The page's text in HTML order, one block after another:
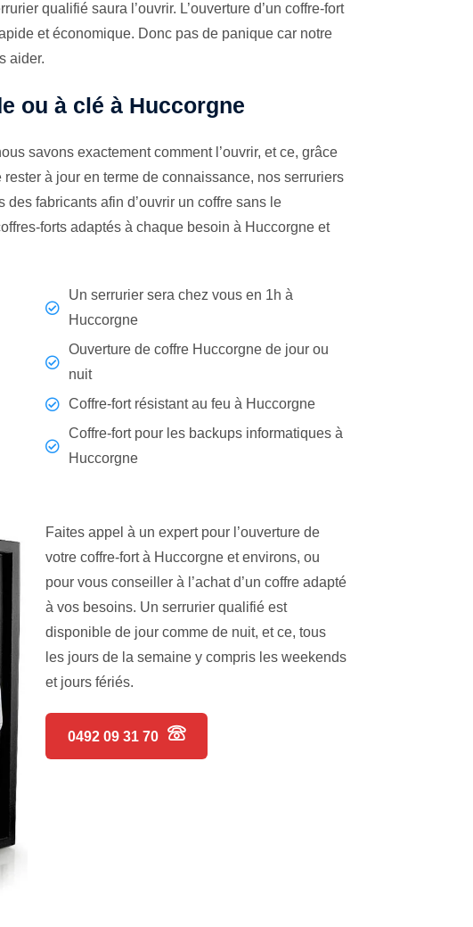
qualifié saura l’ouvrir. L’ouverture d’un coffre-fort
et économique. Donc pas de panique car notre
aider.
ou à clé à Huccorgne
savons exactement comment l’ouvrir, et ce, grâce
à jour en terme de connaissance, nos serruriers
fabricants afin d’ouvrir un coffre sans le
forts adaptés à chaque besoin à Huccorgne et
Un serrurier sera chez vous en 1h à
Huccorgne
Ouverture de coffre Huccorgne de jour ou
nuit
Coffre-fort résistant au feu à Huccorgne
Coffre-fort pour les backups informatiques à
Huccorgne
Faites appel à un expert pour l’ouverture de
votre coffre-fort à Huccorgne et environs, ou
pour vous conseiller à l’achat d’un coffre adapté
à vos besoins. Un serrurier qualifié est
disponible de jour comme de nuit, et ce, tous
les jours de la semaine y compris les weekends
et jours fériés.
0492 09 31 70